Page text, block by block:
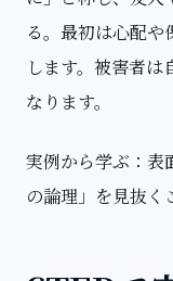
る。最初は心配や
します。被害者は
なります。
実例から学ぶ：表
の論理」を見抜く